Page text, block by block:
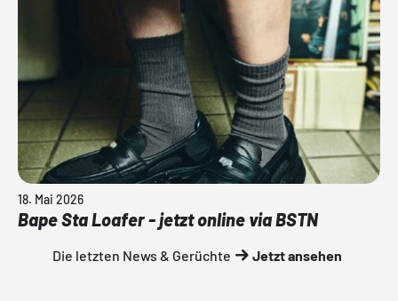
18. Mai 2026
Bape Sta Loafer - jetzt online via BSTN
Die letzten News & Gerüchte Jetzt ansehen